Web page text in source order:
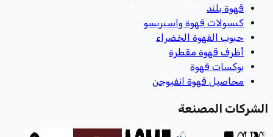
قهوة بلند
كبسولات قهوة واسبريسو
حبوب القهوة الخضراء
أظرف قهوة مقطرة
بوكسات قهوة
محاصيل قهوة انفيوجن
الشركات المصنعة